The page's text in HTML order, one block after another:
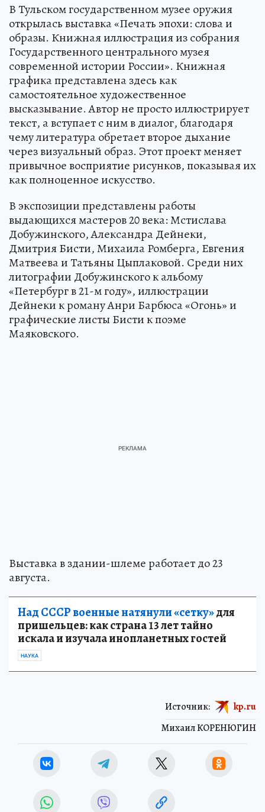
В Тульском государственном музее оружия
открылась выставка «Печать эпохи: слова и
образы. Книжная иллюстрация из собрания
Государственного центрального музея
современной истории России». Книжная
графика представлена здесь как
самостоятельное художественное
высказывание. Автор не просто иллюстрирует
текст, а вступает с ним в диалог, благодаря
чему литература обретает второе дыхание
через визуальный образ. Этот проект меняет
привычное восприятие рисунков, показывая их
как полноценное искусство.
В экспозиции представлены работы
выдающихся мастеров 20 века: Мстислава
Добужинского, Александра Дейнеки,
Дмитрия Бисти, Михаила Ромберга, Евгения
Матвеева и Татьяны Цыплаковой. Среди них
литографии Добужинского к альбому
«Петербург в 21-м году», иллюстрации
Дейнеки к роману Анри Барбюса «Огонь» и
графические листы Бисти к поэме
Маяковского.
Выставка в здании-шлеме работает до 23
августа.
Над СССР военные натянули «сетку»для
пришельцев: как страна 13 лет тайно
искала и изучала инопланетных гостей
НАУКА
Михаил КОРЕНЮГИН
Источник: kp.ru